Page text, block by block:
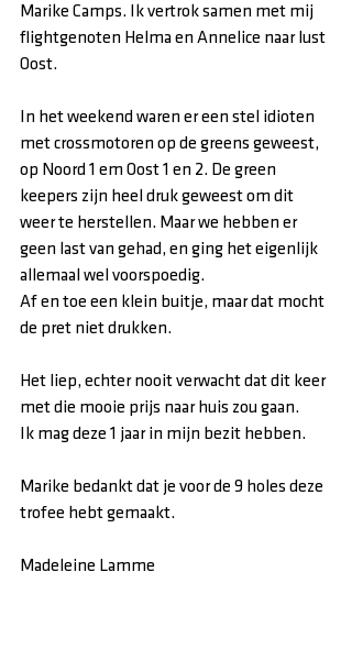
Marike Camps. Ik vertrok samen met mij
flightgenoten Helma en Annelice naar lust
Oost.
In het weekend waren er een stel idioten
met crossmotoren op de greens geweest,
op Noord 1 em Oost 1 en 2. De green
keepers zijn heel druk geweest om dit
weer te herstellen. Maar we hebben er
geen last van gehad, en ging het eigenlijk
allemaal wel voorspoedig.
Af en toe een klein buitje, maar dat mocht
de pret niet drukken.
Het liep, echter nooit verwacht dat dit keer
met die mooie prijs naar huis zou gaan.
Ik mag deze 1 jaar in mijn bezit hebben.
Marike bedankt dat je voor de 9 holes deze
trofee hebt gemaakt.
Madeleine Lamme